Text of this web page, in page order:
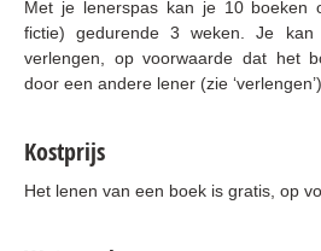
Met je lenerspas kan je 10 boeken
fictie) gedurende 3 weken. Je
verlengen, op voorwaarde dat het
door een andere lener (zie ‘verlengen’).
Kostprijs
Het lenen van een boek is gratis, op